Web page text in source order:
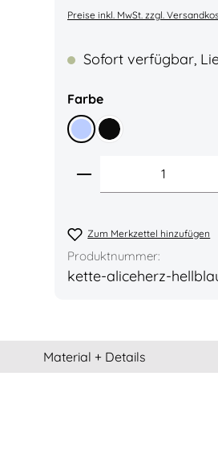
Preise inkl. MwSt. zzgl.
Sofort verfügbar,
Farbeauswählen
HellblauSchwarz
Produkt
Zum Merkzettel hinzufügen
Produktnummer:
kette-aliceherz-
Material + Details